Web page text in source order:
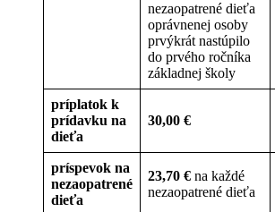
nezaopatrené dieťa
oprávnenej osoby
prvýkrát nastúpilo
do prvého ročníka
základnej školy
príplatok k
prídavku na
dieťa
30,00 €
príspevok na
nezaopatrené
dieťa
23,70 € na každé
nezaopatrené dieťa